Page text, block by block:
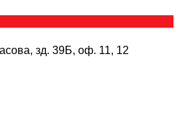
зд. 39Б, оф. 11, 12